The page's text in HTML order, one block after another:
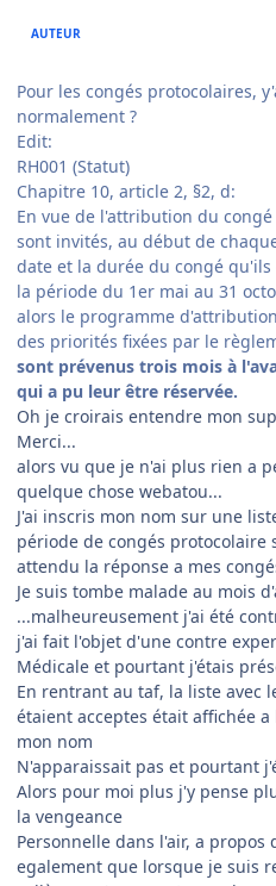
AUTEUR
Pour les congés protocolaires,
normalement ?
Edit:
RH001 (Statut)
Chapitre 10, article 2, §2, d:
En vue de l'attribution du
sont invités, au début de
date et la durée du congé
la période du 1er mai au 31
alors le programme
des priorités fixées par le
sont prévenus trois mois à
qui a pu leur être réservée.
Oh je croirais entendre mon
Merci...
alors vu que je n'ai plus rien a
quelque chose webatou...
J'ai inscris mon nom sur une
période de congés protocolaire
attendu la réponse a mes
Je suis tombe malade au mois
...malheureusement j'ai été
j'ai fait l'objet d'une contre
Médicale et pourtant j'étais
En rentrant au taf, la liste avec
étaient acceptes était affichée
mon nom
N'apparaissait pas et pourtant
Alors pour moi plus j'y pense
la vengeance
Personnelle dans l'air, a
egalement que lorsque je suis